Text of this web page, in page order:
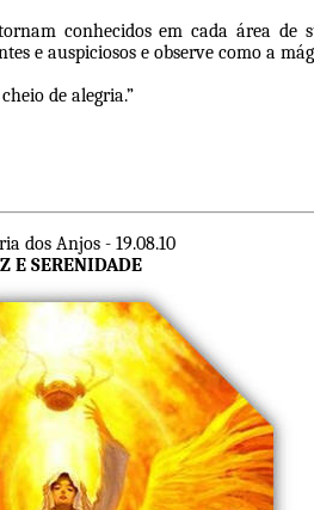
conhecidos em cada área de
e auspiciosos e observe como a
de alegria.”
dos Anjos - 19.08.10
E SERENIDADE